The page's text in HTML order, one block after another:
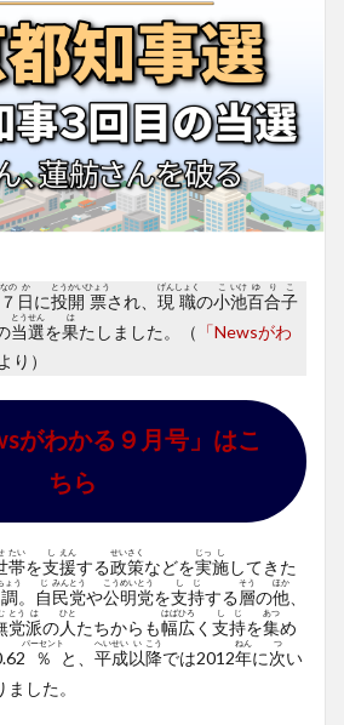
７
なの
日
か
に投
とう
開
かい
票
ひょう
され、 現
げん
職
しょく
の小
こ
池
いけ
百
ゆ
合
り
子
こ
当
とう
選
せん
を果
は
たしました。（ 「Newsがわ
より）
がわかる９月号」はこ
ちら
帯
たい
を支
し
援
えん
する政
せい
策
さく
などを実
じっ
施
し
してきた
調
ょう
。 自
じ
民
みん
党
とう
や公
こう
明
めい
党
とう
を支
し
持
じ
する層
そう
の他
ほか
党
とう
派
は
の人
ひと
たちからも幅
はば
広
ひろ
く 支
し
持
じ
を集
あつ
め
％
パーセント
と、 平
へい
成
せい
以
い
降
こう
では2012年
ねん
に次
つ
い
した。